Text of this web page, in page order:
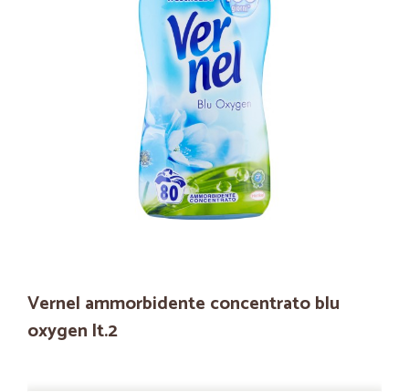
Vernel ammorbidente concentrato blu
oxygen lt.2